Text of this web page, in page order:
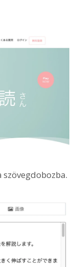
szövegdobozba.